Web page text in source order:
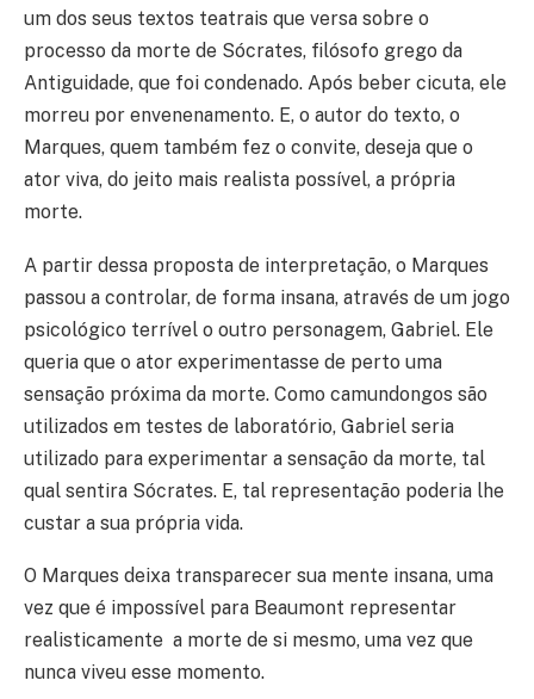
um dos seus textos teatrais que versa sobre o
processo da morte de Sócrates, filósofo grego da
Antiguidade, que foi condenado. Após beber cicuta, ele
morreu por envenenamento. E, o autor do texto, o
Marques, quem também fez o convite, deseja que o
ator viva, do jeito mais realista possível, a própria
morte.
A partir dessa proposta de interpretação, o Marques
passou a controlar, de forma insana, através de um jogo
psicológico terrível o outro personagem, Gabriel. Ele
queria que o ator experimentasse de perto uma
sensação próxima da morte. Como camundongos são
utilizados em testes de laboratório, Gabriel seria
utilizado para experimentar a sensação da morte, tal
qual sentira Sócrates. E, tal representação poderia lhe
custar a sua própria vida.
O Marques deixa transparecer sua mente insana, uma
vez que é impossível para Beaumont representar
realisticamente a morte de si mesmo, uma vez que
nunca viveu esse momento.